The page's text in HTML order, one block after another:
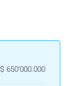
$ 650’000.000